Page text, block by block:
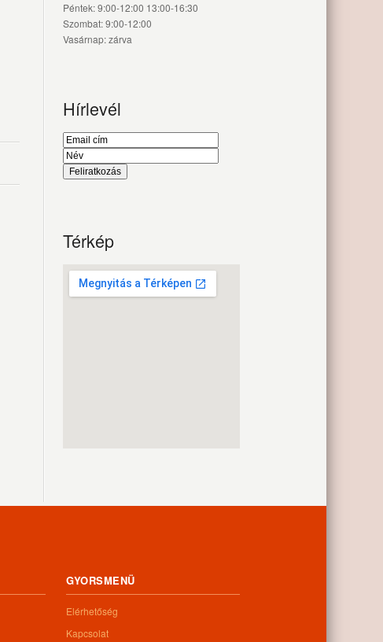
Péntek: 9:00-12:00 13:00-16:30
Szombat: 9:00-12:00
Vasárnap: zárva
Hírlevél
Térkép
GYORSMENÜ
Elérhetőség
Kapcsolat